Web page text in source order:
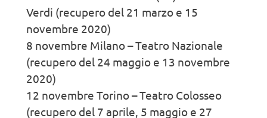
Verdi (recupero del 21 marzo e 15
novembre 2020)
8 novembre Milano – Teatro Nazionale
(recupero del 24 maggio e 13 novembre
2020)
12 novembre Torino – Teatro Colosseo
(recupero del 7 aprile, 5 maggio e 27